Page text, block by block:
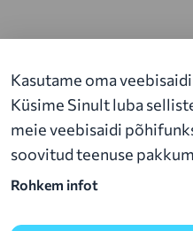
Kasutame oma
Küsime Sinult luba
meie veebisaidi
soovitud teenuse
Rohkem infot